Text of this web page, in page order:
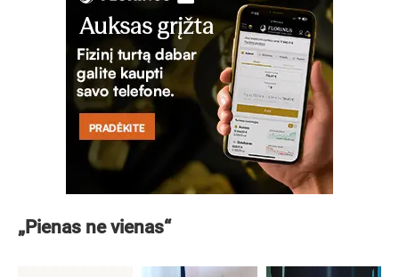
„Pienas ne vienas“